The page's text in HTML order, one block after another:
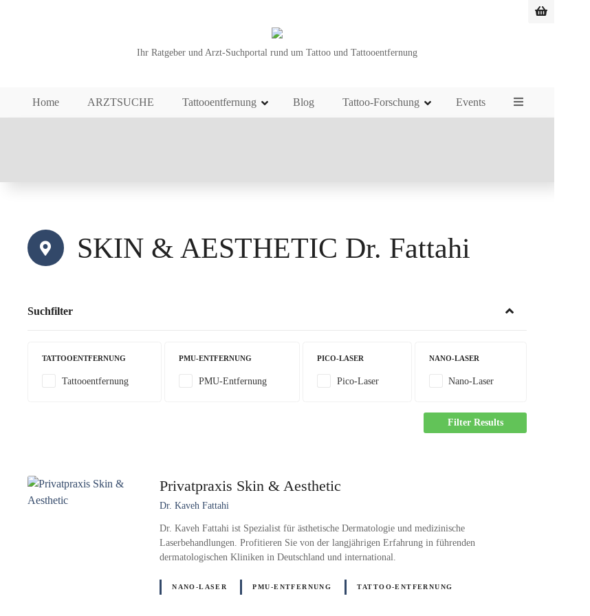
Ihr Ratgeber und Arzt-Suchportal rund um Tattoo und Tattooentfernung
Home ARZTSUCHE Tattooentfernung Blog Tattoo-Forschung Events
SKIN & AESTHETIC Dr. Fattahi
Suchfilter
TATTOOENTFERNUNG
Tattooentfernung
PMU-ENTFERNUNG
PMU-Entfernung
PICO-LASER
Pico-Laser
NANO-LASER
Nano-Laser
Filter Results
Privatpraxis Skin & Aesthetic
Dr. Kaveh Fattahi
Dr. Kaveh Fattahi ist Spezialist für ästhetische Dermatologie und medizinische
Laserbehandlungen. Profitieren Sie von der langjährigen Erfahrung in führenden
dermatologischen Kliniken in Deutschland und international.
NANO-LASER PMU-ENTFERNUNG TATTOO-ENTFERNUNG